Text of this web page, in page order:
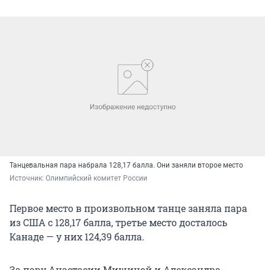
Танцевальная пара набрала 128,17 балла. Они заняли второе место
Источник: Олимпийский комитет России
Первое место в произвольном танце заняла пара
из США с 128,17 балла, третье место досталось
Канаде — у них 124,39 балла.